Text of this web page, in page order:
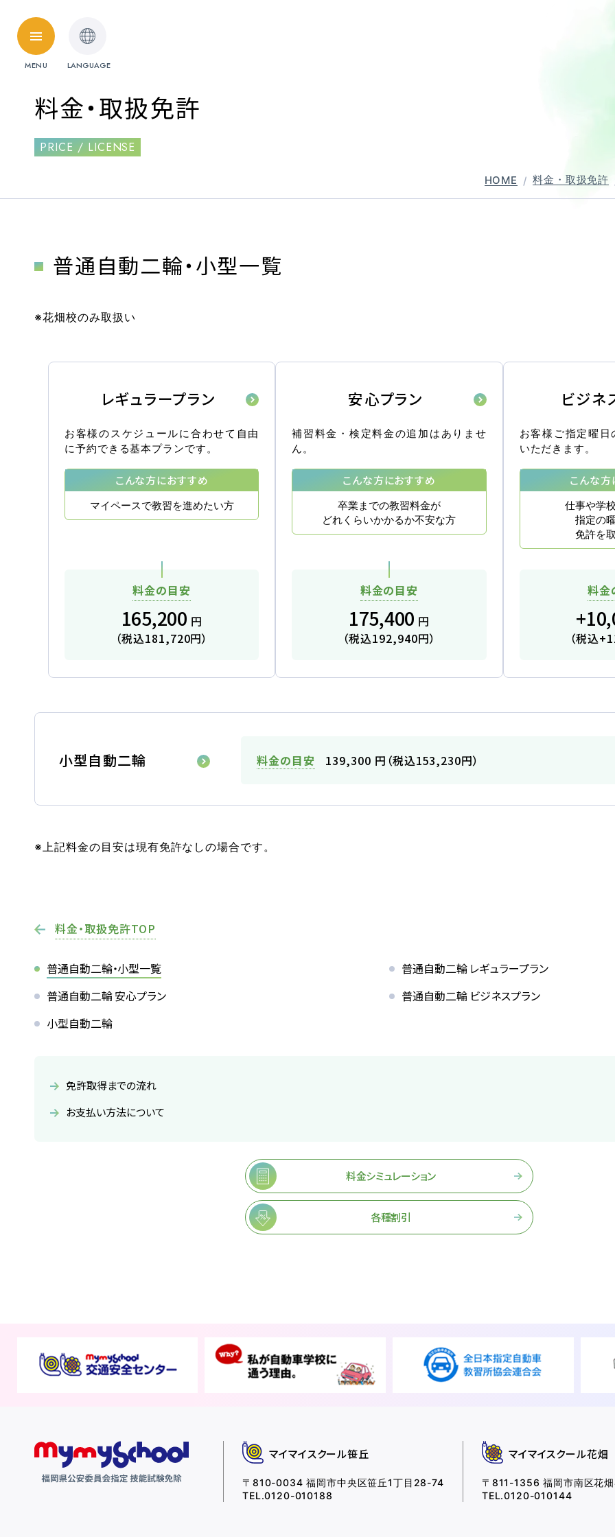
LANGUAGE
MENU
マイマイスクール笹丘
笹丘校ブログ
マイマイスクール花畑
花畑校ブログ
福岡大学前営業所（入校申込受付）
福岡大学前営業所ブログ
よくあるご質問
笹丘校の方 花畑校
スクールバスについて
会社概要 採用情報 お問い合わせ サイトマップ プライバシーポリシー
スキップローンで今すぐ入校、お支払いは2027年2月からも可能です
卒業生の声
2026.07.30
【花畑校7月イベント】夏はじめました
オンライン入校受付
仮申込み
料金・取扱免許
PRICE / LICENSE
HOME 料金・取扱免許
料金・取扱免許TOP
普通自動二輪・小型一覧
普通自動二輪 レギュラープラン
普通自動二輪 安心プラン
普通自動二輪 ビジネスプラン
小型自動二輪
免許取得までの流れ
お支払い方法について
料金シミュレーション
各種割引
普通自動二輪・小型一覧
※花畑校のみ取扱い
レギュラープラン
お客様のスケジュールに合わせて自由
に予約できる基本プランです。
こんな方におすすめ
マイペースで教習を進めたい方
料金の目安
165,200 円
（税込181,720円）
安心プラン
補習料金・検定料金の追加はありませ
ん。
こんな方におすすめ
卒業までの教習料金が
どれくらいかかるか不安な方
料金の目安
175,400 円
（税込192,940円）
ビジネ
お客様ご指定曜日
いただきます。
こんな方
仕事や学
指定の
免許を
料金
（税込
小型自動二輪 料金の目安 139,300 円 （税込153,230円）
※上記料金の目安は現有免許なしの場合です。
マイマイスクール笹丘
〒810-0034 福岡市中央区笹丘1丁目28-74
TEL.0120-010188
マイマイスクール花畑
〒811-1356 福岡市南区花
TEL.0120-010144